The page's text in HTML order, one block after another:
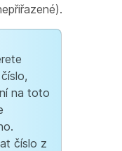
na toto
číslo z